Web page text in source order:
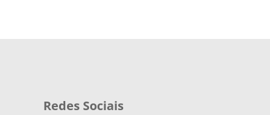
Redes Sociais